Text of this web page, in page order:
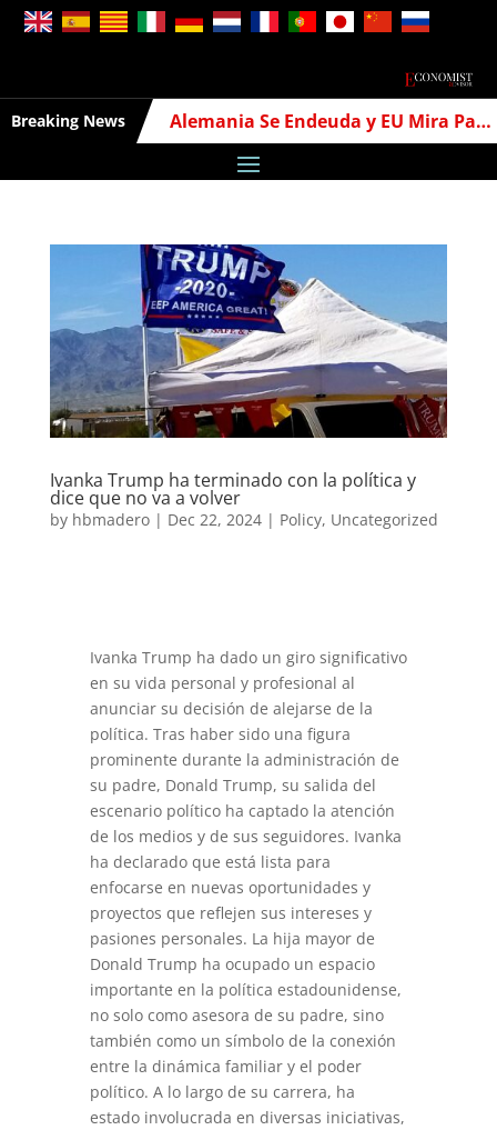
Breaking News Alemania Se Endeuda y EU Mira Para Otro Lado
Ivanka Trump ha terminado con la política y
dice que no va a volver
by hbmadero| Dec 22, 2024| Policy, Uncategorized
Ivanka Trump ha dado un giro significativo
en su vida personal y profesional al
anunciar su decisión de alejarse de la
política. Tras haber sido una figura
prominente durante la administración de
su padre, Donald Trump, su salida del
escenario político ha captado la atención
de los medios y de sus seguidores. Ivanka
ha declarado que está lista para
enfocarse en nuevas oportunidades y
proyectos que reflejen sus intereses y
pasiones personales. La hija mayor de
Donald Trump ha ocupado un espacio
importante en la política estadounidense,
no solo como asesora de su padre, sino
también como un símbolo de la conexión
entre la dinámica familiar y el poder
político. A lo largo de su carrera, ha
estado involucrada en diversas iniciativas,